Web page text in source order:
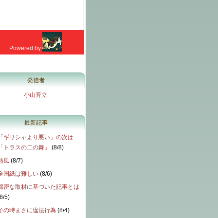
発信者
小山芳立
最新記事
ギリシャより悪い」の次は
トラスの二の舞」
(8/8)
風 (8/7)
国紙は難しい (8/6)
密な取材に基づいた記事とは
8/5)
の時まさに違法行為 (8/4)